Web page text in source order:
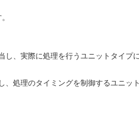
、実際に処理を行うユニットタイプ
処理のタイミングを制御するユニッ